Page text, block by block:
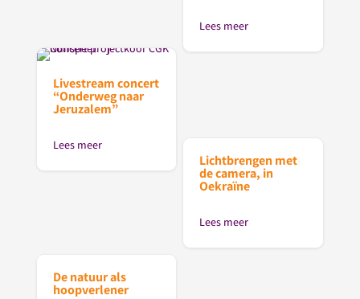
Lees meer
Livestream concert
“Onderweg naar
Jeruzalem”
Lees meer
Lichtbrengen met
de camera, in
Oekraïne
Lees meer
De natuur als
hoopverlener